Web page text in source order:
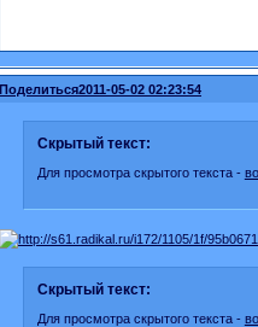
Поделиться2011-05-02 02:23:54
Скрытый текст:
Для просмотра скрытого текста -
Скрытый текст:
Для просмотра скрытого текста -